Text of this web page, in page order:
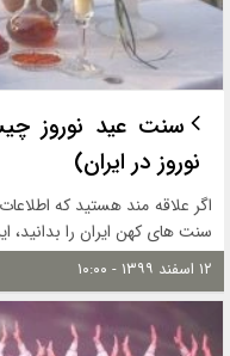
سنت عید نوروز
نوروز در ایران)
اگر علاقه مند هستید که
سنت های کهن ایران را بدانید،
۱۲ اسفند ۱۳۹۹ - ۱۰:۰۰